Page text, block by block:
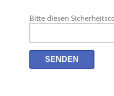
Bitte diesen